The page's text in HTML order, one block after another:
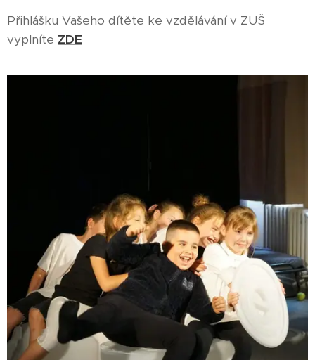
Přihlášku Vašeho dítěte ke vzdělávání v ZUŠ
vyplníte ZDE